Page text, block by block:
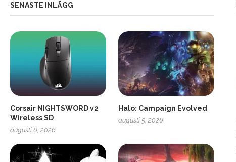
SENASTE INLÄGG
Corsair NIGHTSWORD v2
Wireless SD
augusti 6, 2026
Halo: Campaign Evolved
augusti 5, 2026